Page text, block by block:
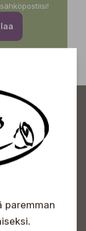
paremman